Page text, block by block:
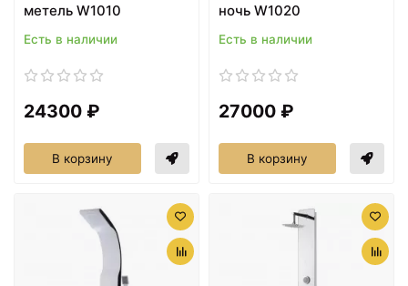
метель W1010
Есть в наличии
24300 ₽
В корзину
ночь W1020
Есть в наличии
27000 ₽
В корзину